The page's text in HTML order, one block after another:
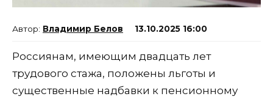
Владимир Белов 13.10.2025 16:00
Россиянам, имеющим двадцать лет
трудового стажа, положены льготы и
существенные надбавки к пенсионному